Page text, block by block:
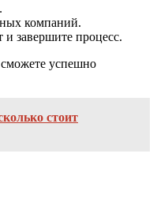
компаний.
завершите процесс.
успешно
стоит